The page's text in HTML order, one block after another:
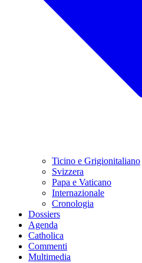
Ticino e Grigionitaliano
Svizzera
Papa e Vaticano
Internazionale
Cronologia
Dossiers
Agenda
Catholica
Commenti
Multimedia